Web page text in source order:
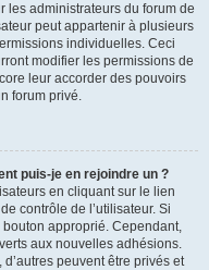
les administrateurs du forum de
peut appartenir à plusieurs
individuelles. Ceci
modifier les permissions de
leur accorder des pouvoirs
forum privé.
puis-je en rejoindre un ?
en cliquant sur le lien
contrôle de l’utilisateur. Si
approprié. Cependant,
aux nouvelles adhésions.
peuvent être privés et